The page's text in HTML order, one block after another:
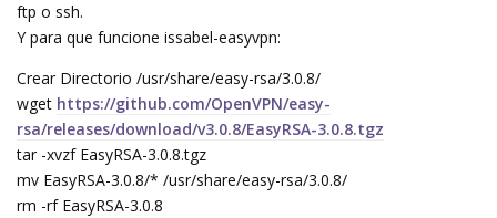
ftp o ssh.
Y para que funcione issabel-easyvpn:
Crear Directorio /usr/share/easy-rsa/3.0.8/
wget https://github.com/OpenVPN/easy-
rsa/releases/download/v3.0.8/EasyRSA-3.0.8.tgz
tar -xvzf EasyRSA-3.0.8.tgz
mv EasyRSA-3.0.8/* /usr/share/easy-rsa/3.0.8/
rm -rf EasyRSA-3.0.8